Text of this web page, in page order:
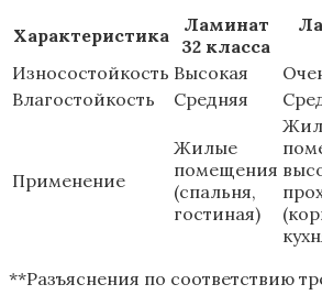
Характеристика
Ламинат
32 класса
Износостойкость Высокая
Влагостойкость
Средняя
Применение
Жилые
помещения
(спальня,
гостиная)
**Разъяснения по соответствию